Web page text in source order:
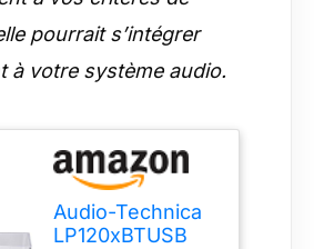
pourrait s’intégrer
à votre système audio.
Audio-Technica
LP120xBTUSB